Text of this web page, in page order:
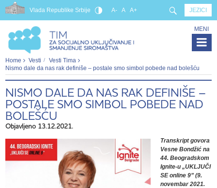
Vlada Republike Srbije JEZICI
A- A A+
MENI
Home Vesti
Vesti Tima
Nismo dale da nas rak definiše – postale smo simbol pobede nad bolešću
NISMO DALE DA NAS RAK DEFINIŠE –
POSTALE SMO SIMBOL POBEDE NAD
BOLEŠĆU
Objavljeno 13.12.2021.
Transkript govora
Vesne Bondžić na
44. Beogradskom
Ignite-u „UKLJUČI
SE online 9” (9.
novembar 2021.